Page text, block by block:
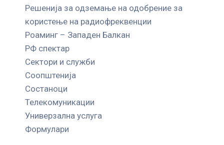
Решенија за одземање на одобрение за
користење на радиофреквенции
Роаминг – Западен Балкан
РФ спектар
Сектори и служби
Соопштенија
Состаноци
Телекомуникации
Универзална услуга
Формулари